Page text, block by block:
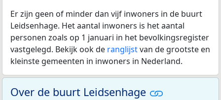
Er zijn geen of minder dan vijf inwoners in de buurt
Leidsenhage. Het aantal inwoners is het aantal
personen zoals op 1 januari in het bevolkingsregister
vastgelegd. Bekijk ook de ranglijstvan de grootste en
kleinste gemeenten in inwoners in Nederland.
Over de buurt Leidsenhage